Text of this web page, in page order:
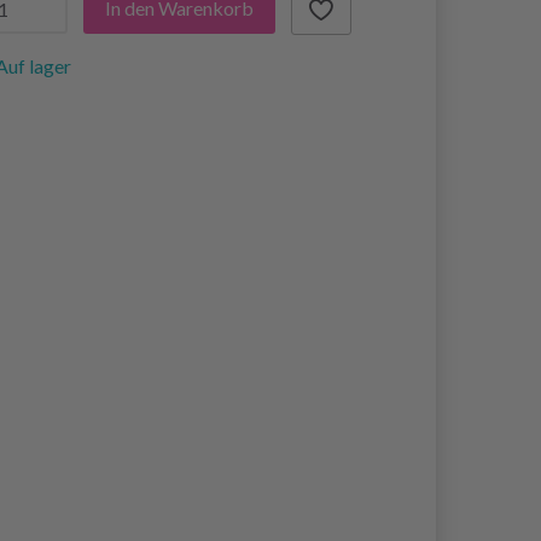
In den Warenkorb
lager